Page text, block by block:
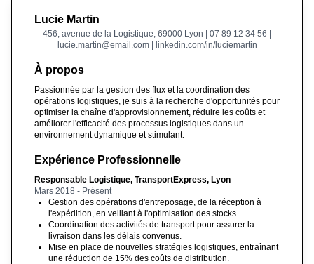
Lucie Martin
456, avenue de la Logistique, 69000 Lyon | 07 89 12 34 56 |
lucie.martin@email.com | linkedin.com/in/luciemartin
À propos
Passionnée par la gestion des flux et la coordination des
opérations logistiques, je suis à la recherche d'opportunités pour
optimiser la chaîne d'approvisionnement, réduire les coûts et
améliorer l'efficacité des processus logistiques dans un
environnement dynamique et stimulant.
Expérience Professionnelle
Responsable Logistique, TransportExpress, Lyon
Mars 2018 - Présent
Gestion des opérations d'entreposage, de la réception à
l'expédition, en veillant à l'optimisation des stocks.
Coordination des activités de transport pour assurer la
livraison dans les délais convenus.
Mise en place de nouvelles stratégies logistiques, entraînant
une réduction de 15% des coûts de distribution.